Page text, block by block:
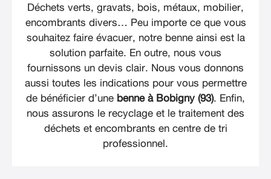
Déchets verts, gravats, bois, métaux, mobilier,
encombrants divers… Peu importe ce que vous
souhaitez faire évacuer, notre benne ainsi est la
solution parfaite. En outre, nous vous
fournissons un devis clair. Nous vous donnons
aussi toutes les indications pour vous permettre
de bénéficier d’une benne à Bobigny (93). Enfin,
nous assurons le recyclage et le traitement des
déchets et encombrants en centre de tri
professionnel.